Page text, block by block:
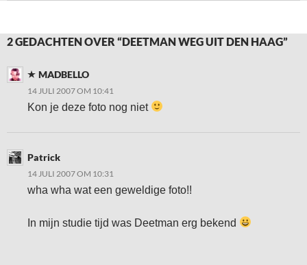
2 GEDACHTEN OVER “DEETMAN WEG UIT DEN HAAG”
MADBELLO
14 JULI 2007 OM 10:41
Kon je deze foto nog niet
Patrick
14 JULI 2007 OM 10:31
wha wha wat een geweldige foto!!
In mijn studie tijd was Deetman erg bekend